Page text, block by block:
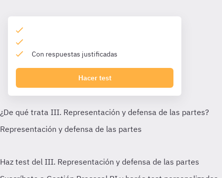
Con respuestas justificadas
Hacer test